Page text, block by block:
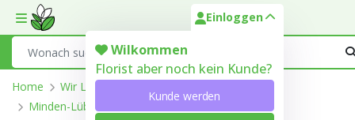
Toggle mobile menu
Einloggen
Wilkommen
Florist aber noch kein Kunde?
Kunde werden
Home Wir Liefern
Minden-Lübbecke